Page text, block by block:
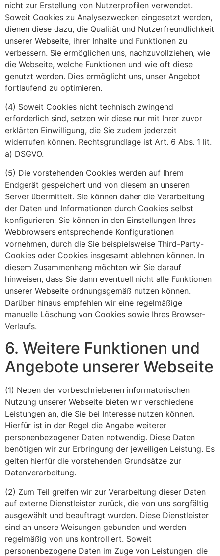
nicht zur Erstellung von Nutzerprofilen verwendet.
Soweit Cookies zu Analysezwecken eingesetzt werden,
dienen diese dazu, die Qualität und Nutzerfreundlichkeit
unserer Webseite, ihrer Inhalte und Funktionen zu
verbessern. Sie ermöglichen uns, nachzuvollziehen, wie
die Webseite, welche Funktionen und wie oft diese
genutzt werden. Dies ermöglicht uns, unser Angebot
fortlaufend zu optimieren.
(4) Soweit Cookies nicht technisch zwingend
erforderlich sind, setzen wir diese nur mit Ihrer zuvor
erklärten Einwilligung, die Sie zudem jederzeit
widerrufen können. Rechtsgrundlage ist Art. 6 Abs. 1 lit.
a) DSGVO.
(5) Die vorstehenden Cookies werden auf Ihrem
Endgerät gespeichert und von diesem an unseren
Server übermittelt. Sie können daher die Verarbeitung
der Daten und Informationen durch Cookies selbst
konfigurieren. Sie können in den Einstellungen Ihres
Webbrowsers entsprechende Konfigurationen
vornehmen, durch die Sie beispielsweise Third-Party-
Cookies oder Cookies insgesamt ablehnen können. In
diesem Zusammenhang möchten wir Sie darauf
hinweisen, dass Sie dann eventuell nicht alle Funktionen
unserer Webseite ordnungsgemäß nutzen können.
Darüber hinaus empfehlen wir eine regelmäßige
manuelle Löschung von Cookies sowie Ihres Browser-
Verlaufs.
6. Weitere Funktionen und
Angebote unserer Webseite
(1) Neben der vorbeschriebenen informatorischen
Nutzung unserer Webseite bieten wir verschiedene
Leistungen an, die Sie bei Interesse nutzen können.
Hierfür ist in der Regel die Angabe weiterer
personenbezogener Daten notwendig. Diese Daten
benötigen wir zur Erbringung der jeweiligen Leistung. Es
gelten hierfür die vorstehenden Grundsätze zur
Datenverarbeitung.
(2) Zum Teil greifen wir zur Verarbeitung dieser Daten
auf externe Dienstleister zurück, die von uns sorgfältig
ausgewählt und beauftragt wurden. Diese Dienstleister
sind an unsere Weisungen gebunden und werden
regelmäßig von uns kontrolliert. Soweit
personenbezogene Daten im Zuge von Leistungen, die